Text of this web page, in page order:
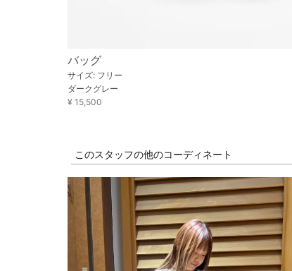
バッグ
サイズ: フリー
ダークグレー
¥ 15,500
このスタッフの他のコーディネート